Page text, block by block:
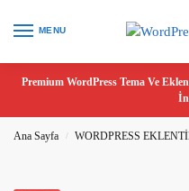
MENU
Premium WordPress Tema Ve
Ana Sayfa / WORDPRESS